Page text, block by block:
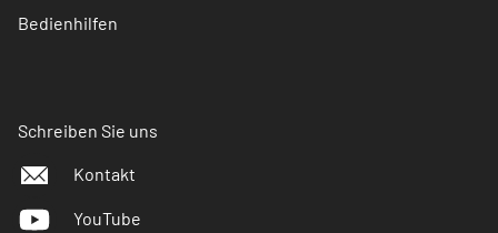
Bedienhilfen
Schreiben Sie uns
Kontakt
YouTube